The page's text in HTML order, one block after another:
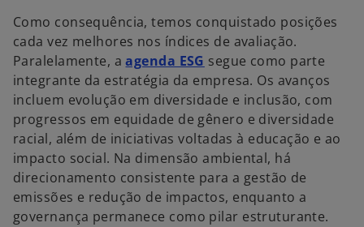
Como consequência, temos conquistado posições
cada vez melhores nos índices de avaliação.
Paralelamente, aagenda ESG segue como parte
integrante da estratégia da empresa. Os avanços
incluem evolução em diversidade e inclusão, com
progressos em equidade de gênero e diversidade
racial, além de iniciativas voltadas à educação e ao
impacto social. Na dimensão ambiental, há
direcionamento consistente para a gestão de
emissões e redução de impactos, enquanto a
governança permanece como pilar estruturante.